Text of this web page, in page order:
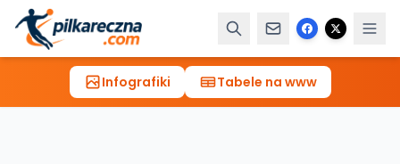
Infografiki Tabele na www